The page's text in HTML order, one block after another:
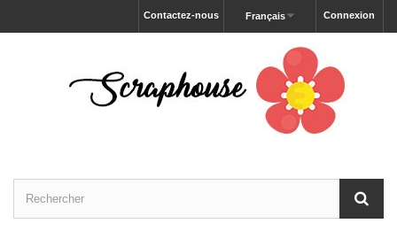
Connexion
Français
Contactez-nous